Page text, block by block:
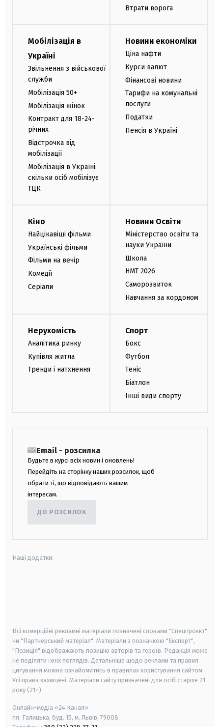
Втрати ворога
Мобілізація в
Україні
Звільнення з військової
служби
Мобілізація 50+
Мобілізація жінок
Контракт для 18-24-
річних
Відстрочка від
мобілізації
Мобілізація в Україні:
скільки осіб мобілізує
ТЦК
Новини економіки
Ціна нафти
Курси валют
Фінансові новини
Тарифи на комунальні
послуги
Податки
Пенсія в Україні
Кіно
Найцікавіші фільми
Українські фільми
Фільми на вечір
Комедії
Серіали
Новини Освіти
Міністерство освіти та
науки України
Школа
НМТ 2026
Саморозвиток
Навчання за кордоном
Нерухомість
Аналітика ринку
Купівля житла
Тренди і натхнення
Спорт
Бокс
Футбол
Теніс
Біатлон
Інші види спорту
Email - розсилка
Будьте в курсі всіх новин і оновлень!
Перейдіть на сторінку наших розсилок, щоб
обрати ті, що відповідають вашим
інтересам.
ДО РОЗСИЛОК
Наші додатки:
Всі комерційні рекламні матеріали позначені словами "Спецпроєкт"
чи "Партнерський матеріал". Матеріали з позначкою "Експерт",
"Позиція" відображають позицію авторів та героїв. Редакція може
не поділяти їхніх поглядів. Детальніше щодо реклами та правил
цитування можна ознайомитись в правилах користування сайтом.
Усі права захищені. Матеріали сайту призначені для осіб старше 21
року (21+)
Онлайн-медіа «24 Канал»
пл. Галицька, буд. 15, м. Львів, 79008